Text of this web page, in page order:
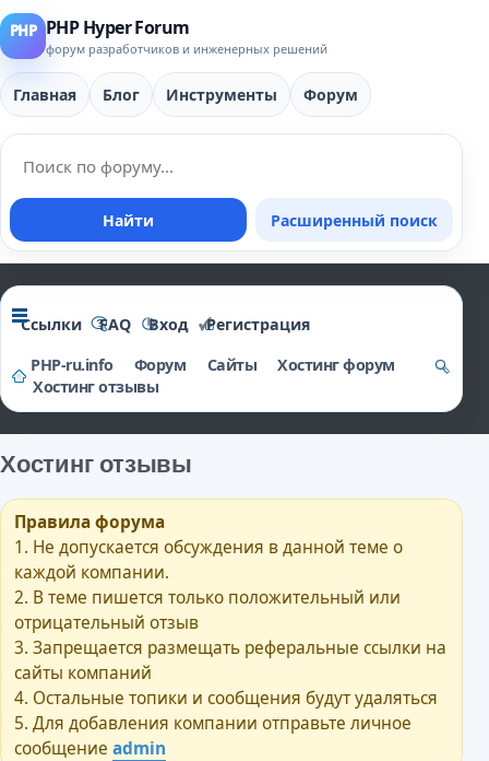
PHP Hyper Forum
форум разработчиков и инженерных решений
Главная Блог Инструменты Форум
Найти Расширенный поиск
Ссылки FAQ Вход
Регистрация
PHP-ru.info
Форум Сайты
Хостинг форум
Хостинг отзывы
о
и
Хостинг отзывы
Правила форума
1. Не допускается обсуждения в данной теме о
каждой компании.
2. В теме пишется только положительный или
отрицательный отзыв
3. Запрещается размещать реферальные ссылки на
сайты компаний
4. Остальные топики и сообщения будут удаляться
5. Для добавления компании отправьте личное
сообщение admin